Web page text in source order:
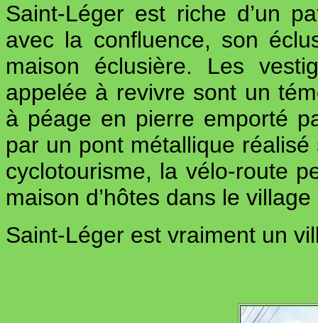
Saint-Léger est riche d’un
avec la confluence, son
maison éclusière. Les
appelée à revivre sont un
à péage en pierre emporté
par un pont métallique
cyclotourisme, la vélo-route
maison d’hôtes dans le
Saint-Léger est vraiment un